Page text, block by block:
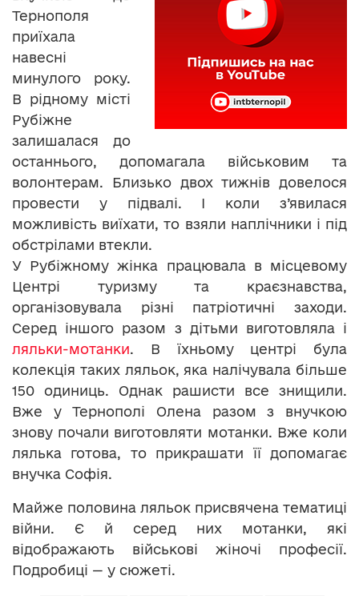
Тернополя
приїхала
навесні
минулого року.
В рідному місті
Рубіжне
залишалася до
останнього, допомагала військовим та
волонтерам. Близько двох тижнів довелося
провести у підвалі. І коли з’явилася
можливість виїхати, то взяли наплічники і під
обстрілами втекли.
У Рубіжному жінка працювала в місцевому
Центрі туризму та краєзнавства,
організовувала різні патріотичні заходи.
Серед іншого разом з дітьми виготовляла і
ляльки-мотанки. В їхньому центрі була
колекція таких ляльок, яка налічувала більше
150 одиниць. Однак рашисти все знищили.
Вже у Тернополі Олена разом з внучкою
знову почали виготовляти мотанки. Вже коли
лялька готова, то прикрашати її допомагає
внучка Софія.
Майже половина ляльок присвячена тематиці
війни. Є й серед них мотанки, які
відображають військові жіночі професії.
Подробиці — у сюжеті.